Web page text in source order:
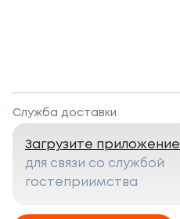
Служба доставки
Загрузите приложение
для связи со службой
гостеприимства